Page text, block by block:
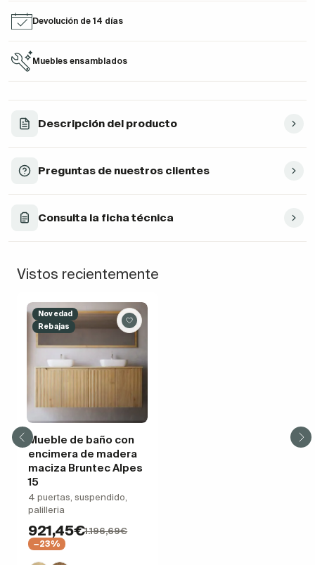
Devolución de 14 días
Muebles ensamblados
Descripción del producto
Preguntas de nuestros clientes
Consulta la ficha técnica
Vistos recientemente
Novedad
Rebajas
Mueble de baño con
encimera de madera
maciza Bruntec Alpes
15
4 puertas, suspendido,
palilleria
921,45€1.196,69€
−23%